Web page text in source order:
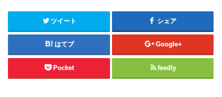
ツイート シェア
はてブ Google+
Pocket feedly